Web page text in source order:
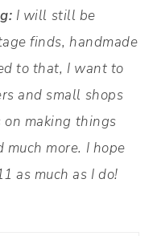
I will still be
finds, handmade
to that, I want to
and small shops
making things
more. I hope
as much as I do!